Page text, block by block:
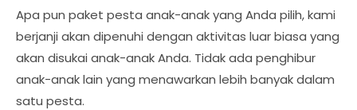
Apa pun paket pesta anak-anak yang Anda pilih, kami
berjanji akan dipenuhi dengan aktivitas luar biasa yang
akan disukai anak-anak Anda. Tidak ada penghibur
anak-anak lain yang menawarkan lebih banyak dalam
satu pesta.